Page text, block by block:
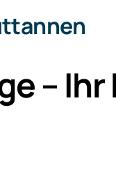
–